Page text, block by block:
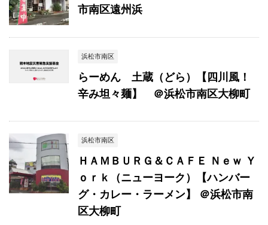
市南区遠州浜
浜松市南区
らーめん 土蔵（どら）【四川風！
辛み坦々麺】 ＠浜松市南区大柳町
浜松市南区
ＨＡＭＢＵＲＧ＆ＣＡＦＥ Ｎｅｗ Ｙ
ｏｒｋ（ニューヨーク）【ハンバー
グ・カレー・ラーメン】 ＠浜松市南
区大柳町